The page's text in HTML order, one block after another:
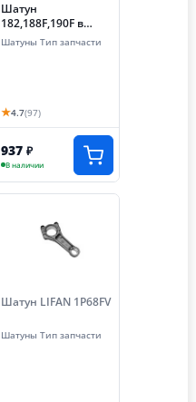
Шатун
182,188F,190F в
сборе
Шатуны Тип запчасти
★4.7(97)
937 ₽
В наличии
Шатун LIFAN 1P68FV
Шатуны Тип запчасти